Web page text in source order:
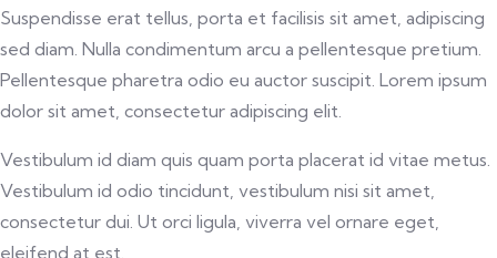
Suspendisse erat tellus, porta et facilisis sit amet, adipiscing
sed diam. Nulla condimentum arcu a pellentesque pretium.
Pellentesque pharetra odio eu auctor suscipit. Lorem ipsum
dolor sit amet, consectetur adipiscing elit.
Vestibulum id diam quis quam porta placerat id vitae metus.
Vestibulum id odio tincidunt, vestibulum nisi sit amet,
consectetur dui. Ut orci ligula, viverra vel ornare eget,
eleifend at est.